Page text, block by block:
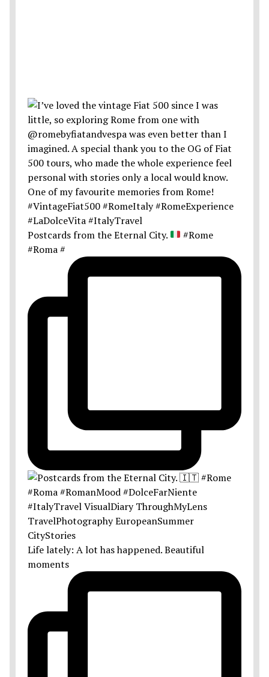
Postcards from the Eternal City.
#Rome
#Roma #
Life lately: A lot has happened. Beautiful
moments